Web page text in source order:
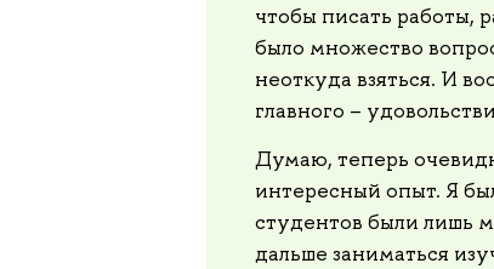
чтобы писать работы,
было множество
неоткуда взяться. И
главного –
Думаю, теперь
интересный опыт. Я
студентов были лишь
дальше заниматься